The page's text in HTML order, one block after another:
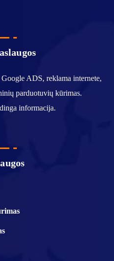
ADS, reklama internete,
parduotuvių kūrimas.
informacija.